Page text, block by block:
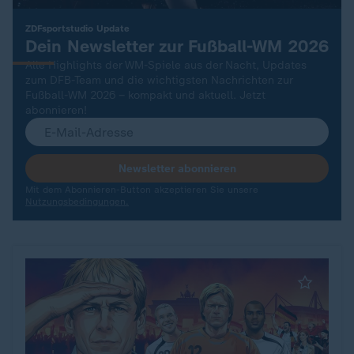
ZDFsportstudio Update
:
Dein Newsletter zur Fußball-WM 2026
Alle Highlights der WM-Spiele aus der Nacht, Updates
zum DFB-Team und die wichtigsten Nachrichten zur
Fußball-WM 2026 – kompakt und aktuell. Jetzt
abonnieren!
Newsletter abonnieren